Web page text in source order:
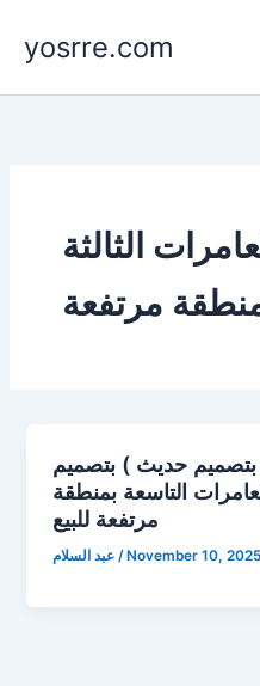
content
yosrre.com
الثالثة
مرتفعة
بتصميم حديث ) بتصميم
التاسعة بمنطقة
مرتفعة للبيع
عبد السلام/November 10, 2025